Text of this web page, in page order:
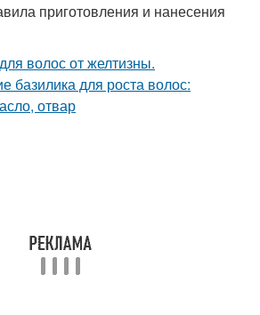
приготовления и нанесения